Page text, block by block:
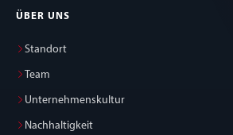
ÜBER UNS
Standort
Team
Unternehmenskultur
Nachhaltigkeit